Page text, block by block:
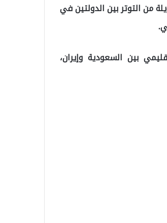
من التوتر بين الدولتين في
بين السعودية وإيران،